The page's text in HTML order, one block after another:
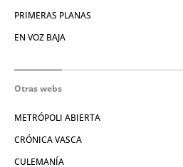
PRIMERAS PLANAS
EN VOZ BAJA
Otras webs
METRÓPOLI ABIERTA
CRÓNICA VASCA
CULEMANÍA